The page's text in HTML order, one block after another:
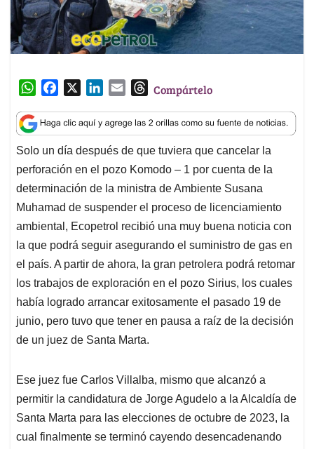
W
a
t
s
A
p
p
c
e
b
o
o
k
n
k
e
d
I
n
a
i
l
T
r
e
a
d
s
Compártelo
Solo un día después de que tuviera que cancelar la
perforación en el pozo Komodo – 1 por cuenta de la
determinación de la ministra de Ambiente Susana
Muhamad de suspender el proceso de licenciamiento
ambiental, Ecopetrol recibió una muy buena noticia con
la que podrá seguir asegurando el suministro de gas en
el país. A partir de ahora, la gran petrolera podrá retomar
los trabajos de exploración en el pozo Sirius, los cuales
había logrado arrancar exitosamente el pasado 19 de
junio, pero tuvo que tener en pausa a raíz de la decisión
de un juez de Santa Marta.
Ese juez fue Carlos Villalba, mismo que alcanzó a
permitir la candidatura de Jorge Agudelo a la Alcaldía de
Santa Marta para las elecciones de octubre de 2023, la
cual finalmente se terminó cayendo desencadenando